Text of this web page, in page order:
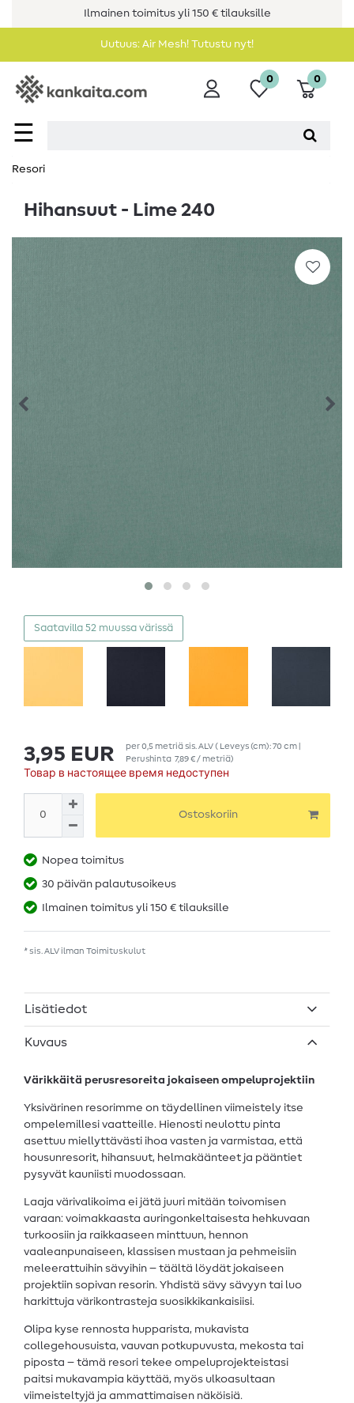
Ilmainen toimitus yli 150 € tilauksille
Uutuus: Air Mesh! Tutustu nyt!
☰
0 0
Resori
Hihansuut - Lime 240
Saatavilla 52 muussa värissä
3,95 EUR per0,5 metriäsis. ALV( Leveys (cm): 70 cm |
Perushinta 7,89 € / metriä)
Товар в настоящее время недоступен
Ostoskoriin
Nopea toimitus
30 päivän palautusoikeus
Ilmainen toimitus yli 150 € tilauksille
* sis. ALV ilman Toimituskulut
Lisätiedot
Kuvaus
Värikkäitä perusresoreita jokaiseen ompeluprojektiin
Yksivärinen resorimme on täydellinen viimeistely itse
ompelemillesi vaatteille. Hienosti neulottu pinta
asettuu miellyttävästi ihoa vasten ja varmistaa, että
housunresorit, hihansuut, helmakäänteet ja pääntiet
pysyvät kauniisti muodossaan.
Laaja värivalikoima ei jätä juuri mitään toivomisen
varaan: voimakkaasta auringonkeltaisesta hehkuvaan
turkoosiin ja raikkaaseen minttuun, hennon
vaaleanpunaiseen, klassisen mustaan ja pehmeisiin
meleerattuihin sävyihin – täältä löydät jokaiseen
projektiin sopivan resorin. Yhdistä sävy sävyyn tai luo
harkittuja värikontrasteja suosikkikankaisiisi.
Olipa kyse rennosta hupparista, mukavista
collegehousuista, vauvan potkupuvusta, mekosta tai
piposta – tämä resori tekee ompeluprojekteistasi
paitsi mukavampia käyttää, myös ulkoasultaan
viimeisteltyjä ja ammattimaisen näköisiä.